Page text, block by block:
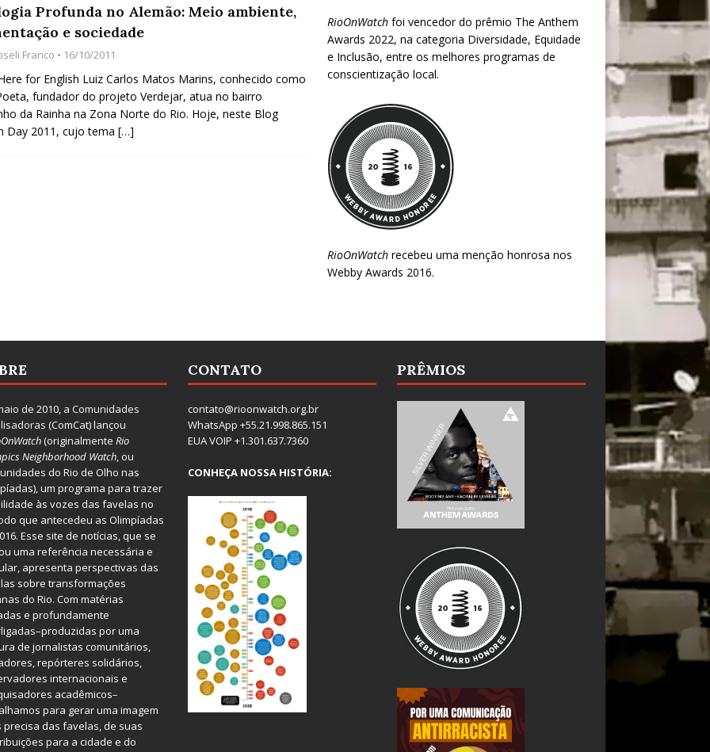
Profunda no Alemão: Meio ambiente,
e sociedade
Franco • 16/10/2011
for English Luiz Carlos Matos Marins, conhecido como
fundador do projeto Verdejar, atua no bairro
da Rainha na Zona Norte do Rio. Hoje, neste Blog
Day 2011, cujo tema […]
RioOnWatchfoi vencedor do prêmio The Anthem
Awards 2022, na categoria Diversidade, Equidade
e Inclusão, entre os melhores programas de
conscientização local.
RioOnWatchrecebeu uma menção honrosa nos
Webby Awards 2016.
de 2010, a Comunidades
(ComCat) lançou
(originalmente Rio
Neighborhood Watch, ou
do Rio de Olho nas
um programa para trazer
às vozes das favelas no
que antecedeu as Olimpíadas
Esse site de notícias, que se
uma referência necessária e
apresenta perspectivas das
sobre transformações
do Rio. Com matérias
e profundamente
por uma
de jornalistas comunitários,
repórteres solidários,
internacionais e
acadêmicos–
para gerar uma imagem
precisa das favelas, de suas
para a cidade e do
CONTATO
contato@rioonwatch.org.br
WhatsApp +55.21.998.865.151
EUA VOIP +1.301.637.7360
CONHEÇA NOSSA HISTÓRIA:
PRÊMIOS